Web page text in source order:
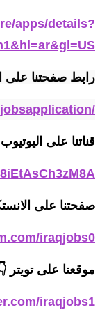
apps/details?
رابط صفحتنا على
قناتنا على اليوتيوب
صفحتنا على
iraqjobs0/
موقعنا على تويتر
iraqjobs1